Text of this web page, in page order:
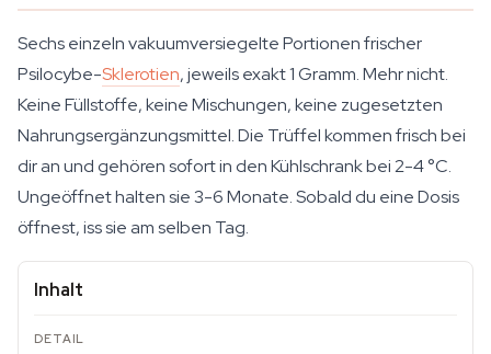
Sechs einzeln vakuumversiegelte Portionen frischer
Psilocybe-Sklerotien, jeweils exakt 1 Gramm. Mehr nicht.
Keine Füllstoffe, keine Mischungen, keine zugesetzten
Nahrungsergänzungsmittel. Die Trüffel kommen frisch bei
dir an und gehören sofort in den Kühlschrank bei 2-4 °C.
Ungeöffnet halten sie 3-6 Monate. Sobald du eine Dosis
öffnest, iss sie am selben Tag.
Inhalt